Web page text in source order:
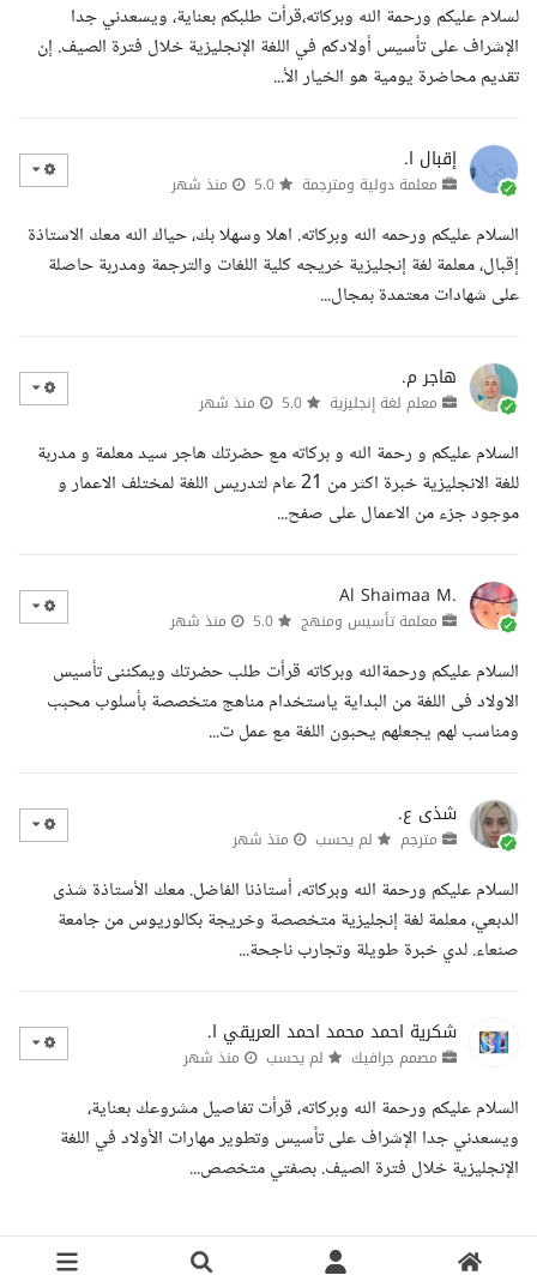
لسلام عليكم ورحمة الله وبركاته،قرأت طلبكم بعناية، ويسعدني جدا
الإشراف على تأسيس أولادكم في اللغة الإنجليزية خلال فترة الصيف. إن
تقديم محاضرة يومية هو الخيار الأ...
إقبال ا.
معلمة دولية ومترجمة منذ شهر
السلام عليكم ورحمه الله وبركاته. اهلا وسهلا بك، حياك الله معك الاستاذة
إقبال، معلمة لغة إنجليزية خريجه كلية اللغات والترجمة ومدربة حاصلة
على شهادات معتمدة بمجال...
هاجر م.
معلم لغة إنجليزية منذ شهر
السلام عليكم و رحمة الله و بركاته مع حضرتك هاجر سيد معلمة و مدربة
للغة الانجليزية خبرة اكثر من 21 عام لتدريس اللغة لمختلف الاعمار و
موجود جزء من الاعمال على صفح...
Al Shaimaa M.
معلمة تأسيس ومنهج منذ شهر
السلام عليكم ورحمةالله وبركاته قرأت طلب حضرتك ويمكننى تأسيس
الاولاد فى اللغة من البداية ياستخدام مناهج متخصصة بأسلوب محبب
ومناسب لهم يجعلهم يحبون اللغة مع عمل ت...
شذى ع.
مترجم لم يحسب منذ شهر
السلام عليكم ورحمة الله وبركاته، أستاذنا الفاضل. معك الأستاذة شذى
الدبعي، معلمة لغة إنجليزية متخصصة وخريجة بكالوريوس من جامعة
صنعاء. لدي خبرة طويلة وتجارب ناجحة...
شكرية احمد محمد احمد العريقي ا.
مصمم جرافيك لم يحسب منذ شهر
السلام عليكم ورحمة الله وبركاته، قرأت تفاصيل مشروعك بعناية،
ويسعدني جدا الإشراف على تأسيس وتطوير مهارات الأولاد في اللغة
الإنجليزية خلال فترة الصيف. بصفتي متخصص...